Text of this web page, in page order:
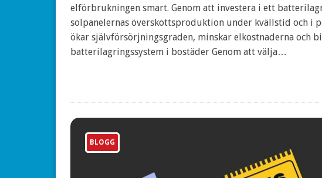
elförbrukningen smart. Genom att investera i ett
solpanelernas överskottsproduktion under kvällstid och i
ökar självförsörjningsgraden, minskar elkostnaderna och
batterilagringssystem i bostäder Genom att välja…
BLOGG